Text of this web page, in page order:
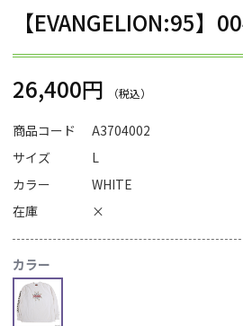
【EVANGELION:95】
26,400円
商品コード
A3704002
サイズ
L
カラー
WHITE
在庫
×
カラー